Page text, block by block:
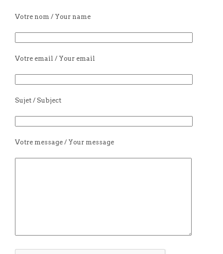
Votre nom / Your name
Votre email / Your email
Sujet / Subject
Votre message / Your message